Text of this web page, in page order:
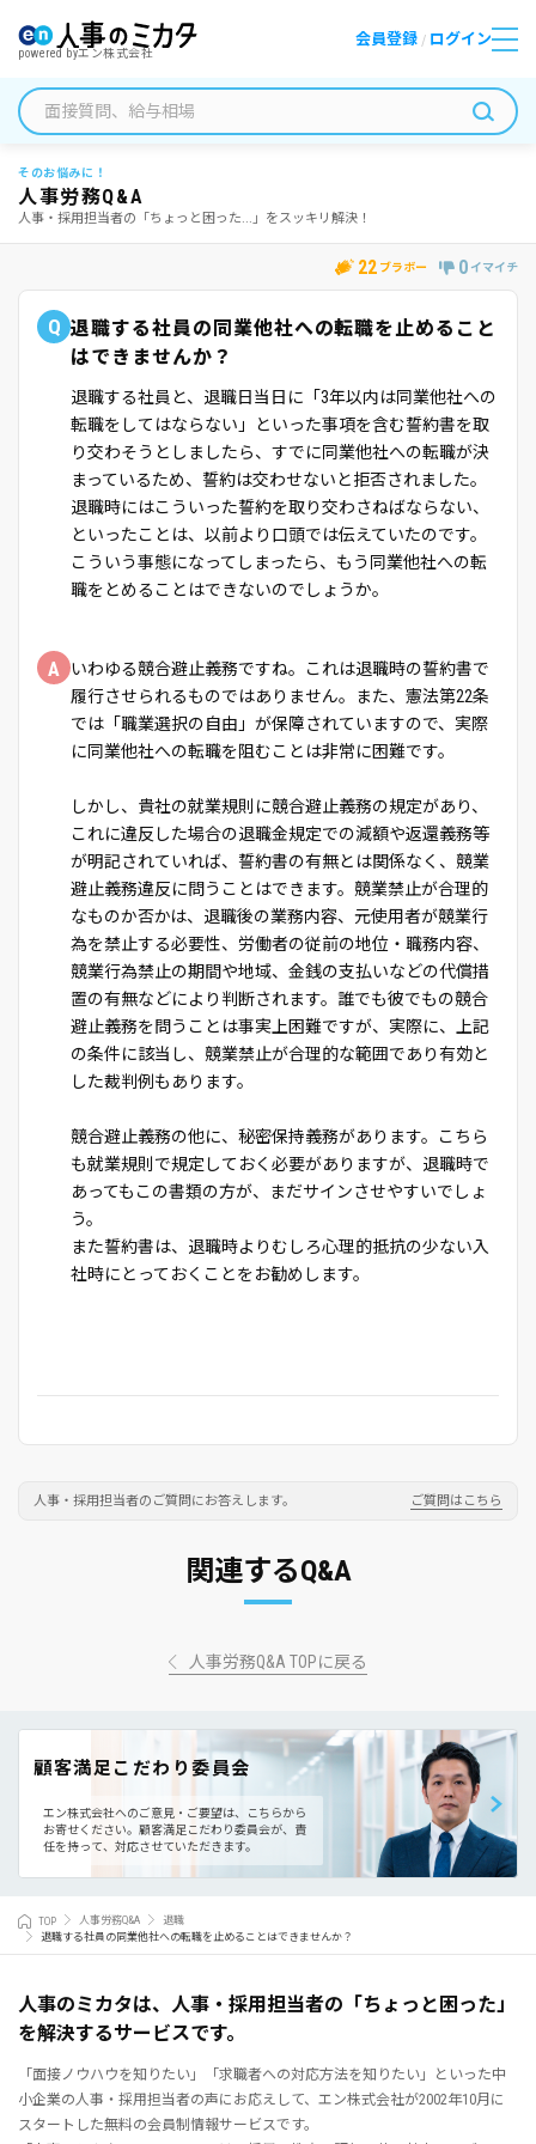
powered byエン株式会社
会員登録 / ログイン
そのお悩みに！
人事労務Q&A
人事・採用担当者の「ちょっと困った...」をスッキリ解決！
22 ブラボー 0 イマイチ
Q 退職する社員の同業他社への転職を止めること
はできませんか？
退職する社員と、退職日当日に「3年以内は同業他社への
転職をしてはならない」といった事項を含む誓約書を取
り交わそうとしましたら、すでに同業他社への転職が決
まっているため、誓約は交わせないと拒否されました。
退職時にはこういった誓約を取り交わさねばならない、
といったことは、以前より口頭では伝えていたのです。
こういう事態になってしまったら、もう同業他社への転
職をとめることはできないのでしょうか。
A
いわゆる競合避止義務ですね。これは退職時の誓約書で
履行させられるものではありません。また、憲法第22条
では「職業選択の自由」が保障されていますので、実際
に同業他社への転職を阻むことは非常に困難です。
しかし、貴社の就業規則に競合避止義務の規定があり、
これに違反した場合の退職金規定での減額や返還義務等
が明記されていれば、誓約書の有無とは関係なく、競業
避止義務違反に問うことはできます。競業禁止が合理的
なものか否かは、退職後の業務内容、元使用者が競業行
為を禁止する必要性、労働者の従前の地位・職務内容、
競業行為禁止の期間や地域、金銭の支払いなどの代償措
置の有無などにより判断されます。誰でも彼でもの競合
避止義務を問うことは事実上困難ですが、実際に、上記
の条件に該当し、競業禁止が合理的な範囲であり有効と
した裁判例もあります。
競合避止義務の他に、秘密保持義務があります。こちら
も就業規則で規定しておく必要がありますが、退職時で
あってもこの書類の方が、まだサインさせやすいでしょ
う。
また誓約書は、退職時よりむしろ心理的抵抗の少ない入
社時にとっておくことをお勧めします。
人事・採用担当者のご質問にお答えします。 ご質問はこちら
関連するQ&A
人事労務Q&A TOPに戻る
顧客満足こだわり委員会
エン株式会社へのご意見・ご要望は、こちらから
お寄せください。 顧客満足こだわり委員会が、責
任を持って、対応させていただきます。
TOP 人事労務Q&A
退職
退職する社員の同業他社への転職を止めることはできませんか？
人事のミカタは、人事・採用担当者の「ちょっと困った」
を解決するサービスです。
「面接ノウハウを知りたい」「求職者への対応方法を知りたい」といった中
小企業の人事・採用担当者の声にお応えして、エン株式会社が2002年10月に
スタートした無料の会員制情報サービスです。